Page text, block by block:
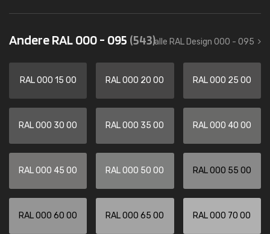
Andere RAL 000 - 095 (543)alle RAL Design 000 - 095
RAL 000 15 00 RAL 000 20 00 RAL 000 25 00
RAL 000 30 00 RAL 000 35 00 RAL 000 40 00
RAL 000 45 00 RAL 000 50 00 RAL 000 55 00
RAL 000 60 00 RAL 000 65 00 RAL 000 70 00